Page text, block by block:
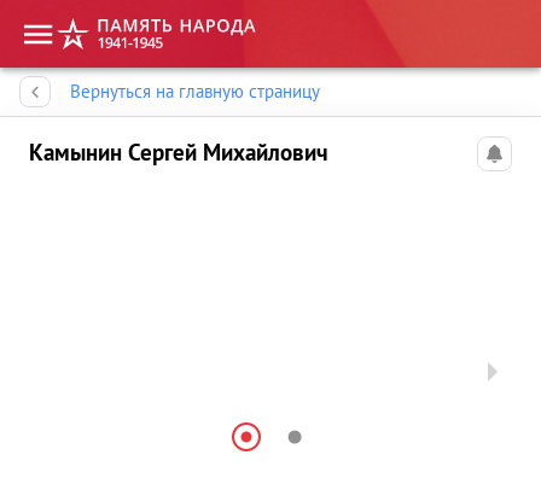
Вернуться на главную страницу
Камынин Сергей Михайлович
Память народа